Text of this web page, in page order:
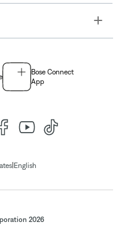
Toggle
Bose Connect
App
| English
2026